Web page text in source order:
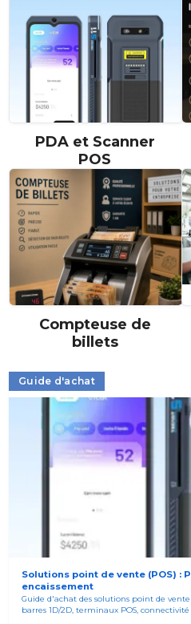
PDA et Scanner
POS
Compteuse de
billets
Guide d'achat
Solutions point de vente (POS) :
encaissement
Guide d'achat des solutions point de
barres 1D/2D, terminaux POS,